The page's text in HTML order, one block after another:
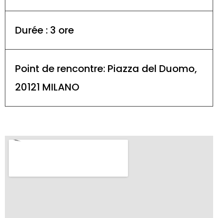
Durée : 3 ore
Point de rencontre: Piazza del Duomo,
20121 MILANO